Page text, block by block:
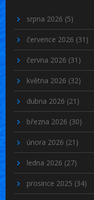
srpna 2026 (5)
července 2026 (31)
června 2026 (31)
května 2026 (32)
dubna 2026 (21)
března 2026 (30)
února 2026 (21)
ledna 2026 (27)
prosince 2025 (34)